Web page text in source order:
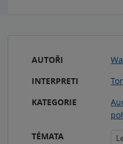
AUTOŘI
INTERPRETI
KATEGORIE
TÉMATA